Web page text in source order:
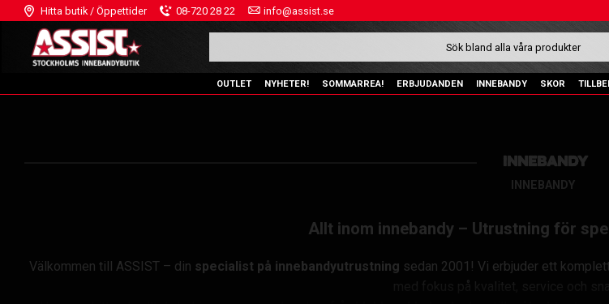
Hitta butik / Öppettider 08-720 28 22 info@assist.se
OUTLET NYHETER! SOMMARREA! ERBJUDANDEN INNEBANDY SKOR
INNEBANDY
INNEBANDY
Allt inom innebandy – Utrustning för
Välkommen till ASSIST – din specialist på innebandyutrustning sedan 2001! Vi erbjuder ett
med fokus på kvalitet, service och